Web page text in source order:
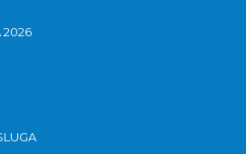
2026